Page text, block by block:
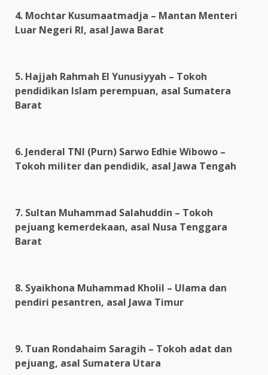
4. Mochtar Kusumaatmadja – Mantan Menteri
Luar Negeri RI, asal Jawa Barat
5. Hajjah Rahmah El Yunusiyyah – Tokoh
pendidikan Islam perempuan, asal Sumatera
Barat
6. Jenderal TNI (Purn) Sarwo Edhie Wibowo –
Tokoh militer dan pendidik, asal Jawa Tengah
7. Sultan Muhammad Salahuddin – Tokoh
pejuang kemerdekaan, asal Nusa Tenggara
Barat
8. Syaikhona Muhammad Kholil – Ulama dan
pendiri pesantren, asal Jawa Timur
9. Tuan Rondahaim Saragih – Tokoh adat dan
pejuang, asal Sumatera Utara